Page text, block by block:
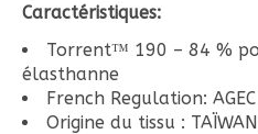
Caractéristiques:
Torrent™ 190 – 84 %
élasthanne
French Regulation:
Origine du tissu :